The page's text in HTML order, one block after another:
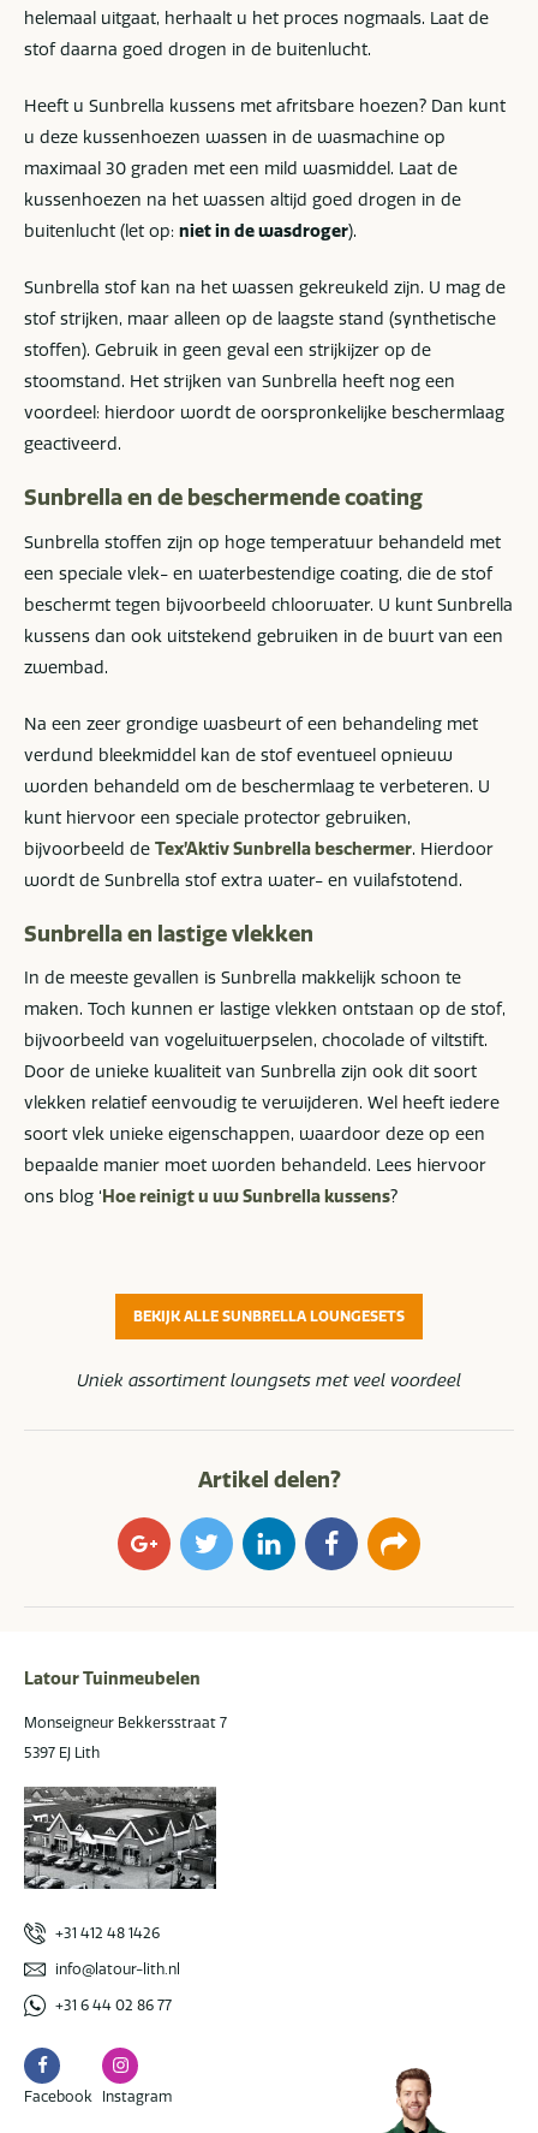
helemaal uitgaat, herhaalt u het proces nogmaals. Laat de
stof daarna goed drogen in de buitenlucht.
Heeft u Sunbrella kussens met afritsbare hoezen? Dan kunt
u deze kussenhoezen wassen in de wasmachine op
maximaal 30 graden met een mild wasmiddel. Laat de
kussenhoezen na het wassen altijd goed drogen in de
buitenlucht (let op: niet in de wasdroger).
Sunbrella stof kan na het wassen gekreukeld zijn. U mag de
stof strijken, maar alleen op de laagste stand (synthetische
stoffen). Gebruik in geen geval een strijkijzer op de
stoomstand. Het strijken van Sunbrella heeft nog een
voordeel: hierdoor wordt de oorspronkelijke beschermlaag
geactiveerd.
Sunbrella en de beschermende coating
Sunbrella stoffen zijn op hoge temperatuur behandeld met
een speciale vlek- en waterbestendige coating, die de stof
beschermt tegen bijvoorbeeld chloorwater. U kunt Sunbrella
kussens dan ook uitstekend gebruiken in de buurt van een
zwembad.
Na een zeer grondige wasbeurt of een behandeling met
verdund bleekmiddel kan de stof eventueel opnieuw
worden behandeld om de beschermlaag te verbeteren. U
kunt hiervoor een speciale protector gebruiken,
bijvoorbeeld de Tex’Aktiv Sunbrella beschermer. Hierdoor
wordt de Sunbrella stof extra water- en vuilafstotend.
Sunbrella en lastige vlekken
In de meeste gevallen is Sunbrella makkelijk schoon te
maken. Toch kunnen er lastige vlekken ontstaan op de stof,
bijvoorbeeld van vogeluitwerpselen, chocolade of viltstift.
Door de unieke kwaliteit van Sunbrella zijn ook dit soort
vlekken relatief eenvoudig te verwijderen. Wel heeft iedere
soort vlek unieke eigenschappen, waardoor deze op een
bepaalde manier moet worden behandeld. Lees hiervoor
ons blog ‘Hoe reinigt u uw Sunbrella kussens?
BEKIJK ALLE SUNBRELLA LOUNGESETS
Uniek assortiment loungsets met veel voordeel
Artikel delen?
Google+TwitterLinkedInFacebook E-
Latour Tuinmeubelen
Monseigneur Bekkersstraat 7
5397 EJ Lith
+31 412 48 1426
info@latour-lith.nl
+31 6 44 02 86 77
Facebook
Facebook
Instagram
Instagram